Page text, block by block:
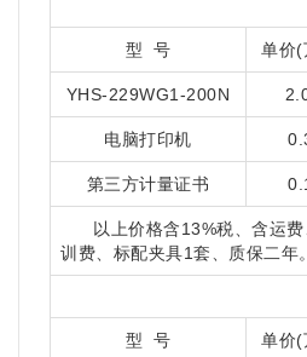
型 号 单价(
YHS-229WG1-200N
电脑打印机
第三方计量证书
以上价格含13%税、含运费
训费、标配夹具1套、质保二年。
型 号 单价(